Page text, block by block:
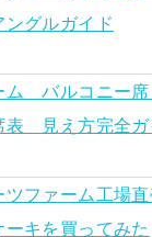
ングルガイド
ム バルコニー席
表 見え方完全ガ
ツファーム工場
ーキを買ってみた